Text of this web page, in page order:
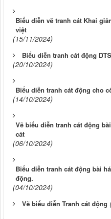
Biểu diễn vẽ tranh cát Khai
việt
(15/11/2024)
Biểu diễn tranh cát động
(20/10/2024)
Biểu diễn tranh cát động cho
(14/10/2024)
Vẽ biểu diễn tranh cát động
cát
(06/10/2024)
Biểu diễn tranh cát động bài
động.
(04/10/2024)
Vẽ biểu diễn Tranh cát động